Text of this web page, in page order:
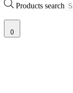
Products search
0